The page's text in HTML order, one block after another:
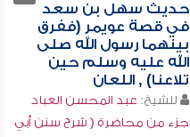
حديث سهل بن سعد
في قصة عويمر (ففرق
بينهما رسول الله صلى
الله عليه وسلم حين
تلاعنا) , اللعان
للشيخ: عبد المحسن العباد
جزء من محاضرة ( شرح سنن أبي